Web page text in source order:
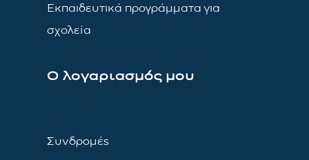
Εκπαιδευτικά προγράμματα για
σχολεία
Ο λογαριασμός μου
Συνδρομές